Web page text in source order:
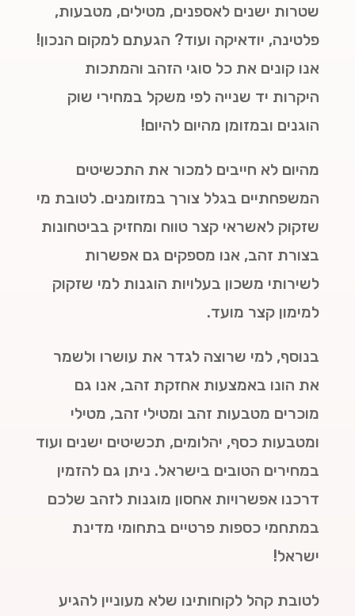
שטרות ישנים לאספנים, מטילים, מטבעות,
פלטינה, יודאיקה ועוד? הגעתם למקום הנכון!
אנו קונים את כל סוגי הזהב והמתכות
היקרות יד שנייה לפי משקל במחירי שוק
הוגנים ובמזומן מהיום להיום!
מהיום לא חייבים למכור את התכשיטים
המשפחתיים בגלל צורך במזומנים. לטובת מי
שזקוק לאשראי קצר טווח ומחזיק בביטחונות
בצורת זהב, אנו מספקים גם אפשרות
לשירותי משכון בעלויות הוגנות למי שזקוק
למימון קצר מועד.
בנוסף, למי שרוצה לגדר את עושרו ולשמר
את הונו באמצעות אחזקת זהב, אנו גם
מוכרים מטבעות זהב ומטילי זהב, מטילי
ומטבעות כסף, יהלומים, תכשיטים ישנים ועוד
במחירים הטובים בישראל. ניתן גם להזמין
דרכנו אפשרויות אחסון מוגנות לזהב שלכם
במתחמי כספות פרטיים בתחומי מדינת
ישראל!
לטובת קהל לקוחותינו שלא מעוניין להגיע